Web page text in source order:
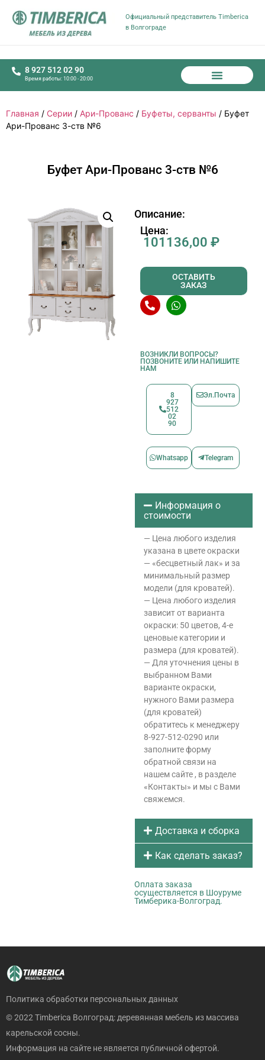
Официальный представитель Timberica
в Волгограде
8 927 512 02 90
Время работы: 10:00 - 20:00
Главная / Серии / Ари-Прованс / Буфеты, серванты / Буфет
Ари-Прованс 3-ств №6
Буфет Ари-Прованс 3-ств №6
Описание:
Цена:
101136,00 ₽
ОСТАВИТЬ
ЗАКАЗ
ВОЗНИКЛИ ВОПРОСЫ?
ПОЗВОНИТЕ ИЛИ НАПИШИТЕ
НАМ
8
927
512
02
90
Эл.Почта
Whatsapp Telegram
Информация о
стоимости
— Цена любого изделия
указана в цвете окраски
— «бесцветный лак» и за
минимальный размер
модели (для кроватей).
— Цена любого изделия
зависит от варианта
окраски: 50 цветов, 4-е
ценовые категории и
размера (для кроватей).
— Для уточнения цены в
выбранном Вами
варианте окраски,
нужного Вами размера
(для кроватей)
обратитесь к менеджеру
8-927-512-0290 или
заполните форму
обратной связи на
нашем сайте , в разделе
«Контакты» и мы с Вами
свяжемся.
Доставка и сборка
Как сделать заказ?
Оплата заказа
осуществляется в Шоуруме
Тимберика-Волгоград.
Политика обработки персональных данных
© 2022 Timberica Волгоград: деревянная мебель из массива
карельской сосны.
Информация на сайте не является публичной офертой.